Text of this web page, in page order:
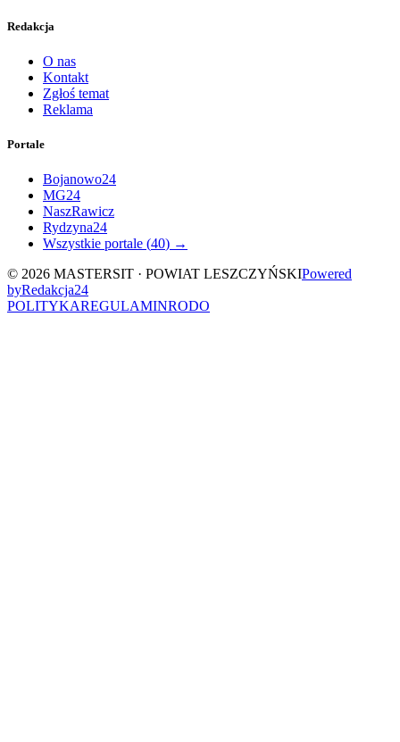
Redakcja
O nas
Kontakt
Zgłoś temat
Reklama
Portale
Bojanowo24
MG24
NaszRawicz
Rydzyna24
Wszystkie portale (40) →
© 2026 MASTERSIT · POWIAT LESZCZYŃSKIPowered
byRedakcja24
POLITYKAREGULAMINRODO